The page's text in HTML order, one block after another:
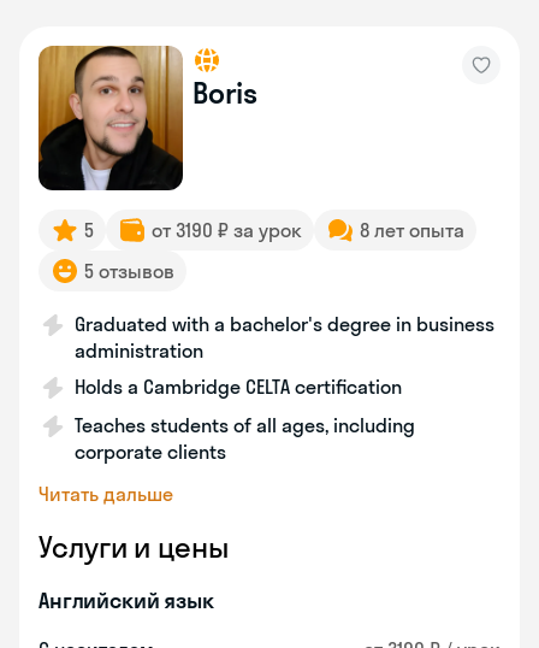
Boris
5 от 3190 ₽ за урок
8 лет опыта
5 отзывов
Graduated with a bachelor's degree in business
administration
Holds a Cambridge CELTA certification
Teaches students of all ages, including
corporate clients
Читать дальше
Услуги и цены
Английский язык